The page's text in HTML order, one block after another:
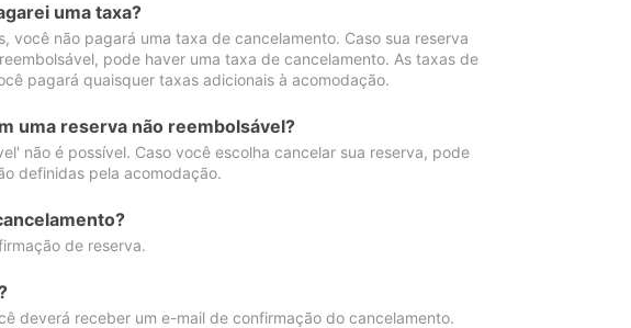
uma taxa?
você não pagará uma taxa de cancelamento. Caso sua reserva
pode haver uma taxa de cancelamento. As taxas de
pagará quaisquer taxas adicionais à acomodação.
uma reserva não reembolsável?
não é possível. Caso você escolha cancelar sua reserva, pode
definidas pela acomodação.
de reserva.
deverá receber um e-mail de confirmação do cancelamento.